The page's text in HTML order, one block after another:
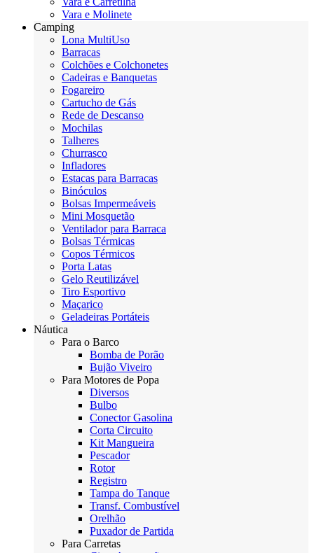
Vara e Molinete
Camping
Lona MultiUso
Barracas
Colchões e Colchonetes
Cadeiras e Banquetas
Fogareiro
Cartucho de Gás
Rede de Descanso
Mochilas
Talheres
Churrasco
Infladores
Estacas para Barracas
Binóculos
Bolsas Impermeáveis
Mini Mosquetão
Ventilador para Barraca
Bolsas Térmicas
Copos Térmicos
Porta Latas
Gelo Reutilizável
Tiro Esportivo
Maçarico
Geladeiras Portáteis
Náutica
Para o Barco
Bomba de Porão
Bujão Viveiro
Para Motores de Popa
Diversos
Bulbo
Conector Gasolina
Corta Circuito
Kit Mangueira
Pescador
Rotor
Registro
Tampa do Tanque
Transf. Combustível
Orelhão
Puxador de Partida
Para Carretas